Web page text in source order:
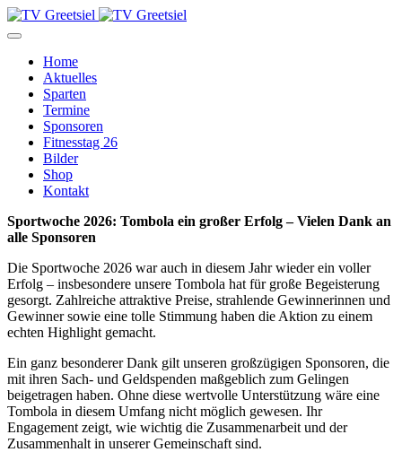
Home
Aktuelles
Sparten
Termine
Sponsoren
Fitnesstag 26
Bilder
Shop
Kontakt
Sportwoche 2026: Tombola ein großer Erfolg – Vielen Dank an
alle Sponsoren
Die Sportwoche 2026 war auch in diesem Jahr wieder ein voller
Erfolg – insbesondere unsere Tombola hat für große Begeisterung
gesorgt. Zahlreiche attraktive Preise, strahlende Gewinnerinnen und
Gewinner sowie eine tolle Stimmung haben die Aktion zu einem
echten Highlight gemacht.
Ein ganz besonderer Dank gilt unseren großzügigen Sponsoren, die
mit ihren Sach- und Geldspenden maßgeblich zum Gelingen
beigetragen haben. Ohne diese wertvolle Unterstützung wäre eine
Tombola in diesem Umfang nicht möglich gewesen. Ihr
Engagement zeigt, wie wichtig die Zusammenarbeit und der
Zusammenhalt in unserer Gemeinschaft sind.